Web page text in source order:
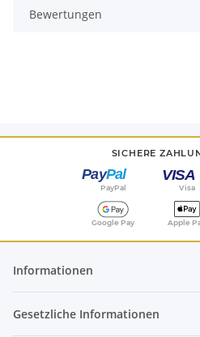
Bewertungen
SICHERE
PayPal Visa
Google Pay Apple
Informationen
Gesetzliche Informationen